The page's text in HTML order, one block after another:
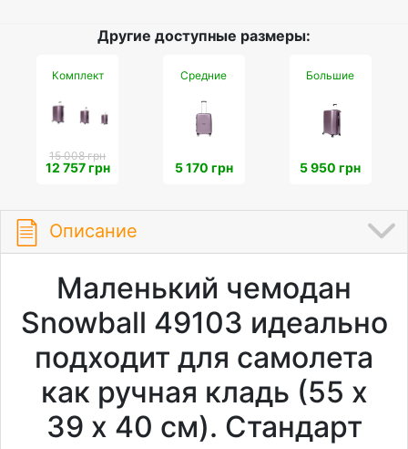
Другие доступные размеры:
Комплект
15 008 грн
12 757 грн
Средние
5 170 грн
Большие
5 950 грн
Описание
Маленький чемодан
Snowball 49103 идеально
подходит для самолета
как ручная кладь (55 х
39 х 40 см). Стандарт